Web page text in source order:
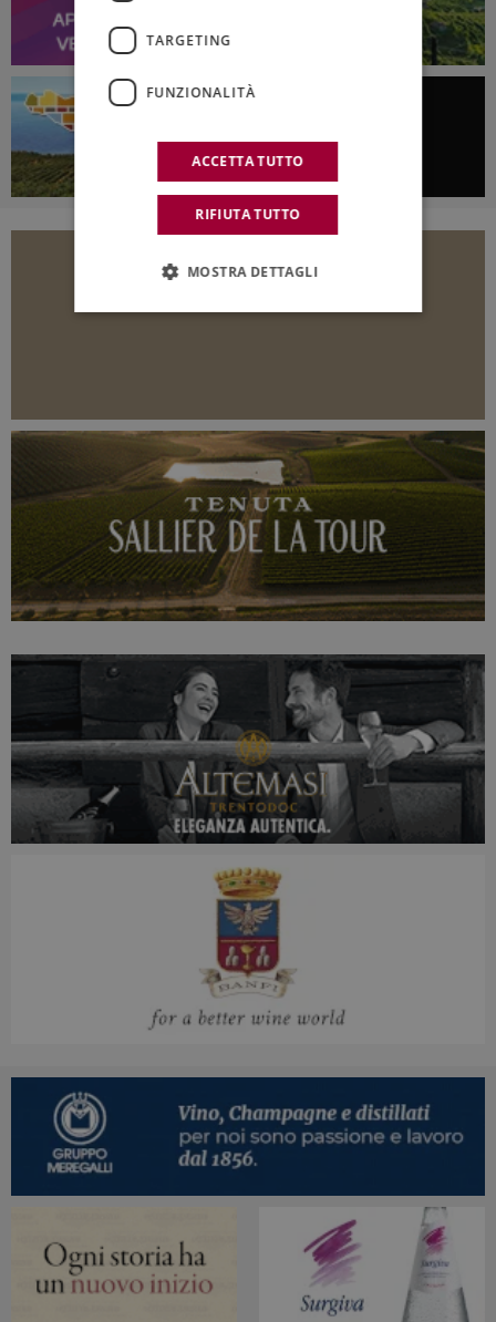
TARGETING
FUNZIONALITÀ
ACCETTA TUTTO
RIFIUTA TUTTO
MOSTRA DETTAGLI